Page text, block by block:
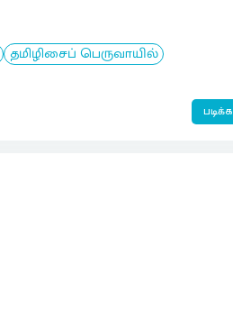
தமிழிசைப் பெருவாயில்
படிக்க